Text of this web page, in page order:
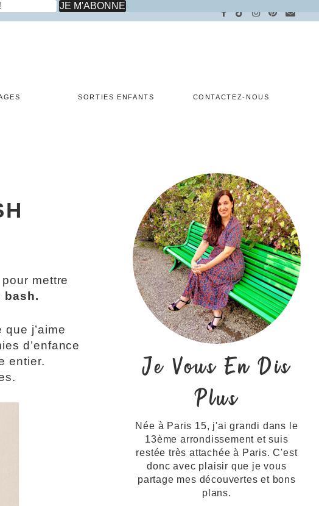
SORTIES ENFANTS CONTACTEZ-NOUS
mettre
bash.
que j’aime
d’enfance
entier.
Je Vous En Dis
Plus
Née à Paris 15, j'ai grandi dans le
13ème arrondissement et suis
restée très attachée à Paris. C'est
donc avec plaisir que je vous
partage mes découvertes et bons
plans.